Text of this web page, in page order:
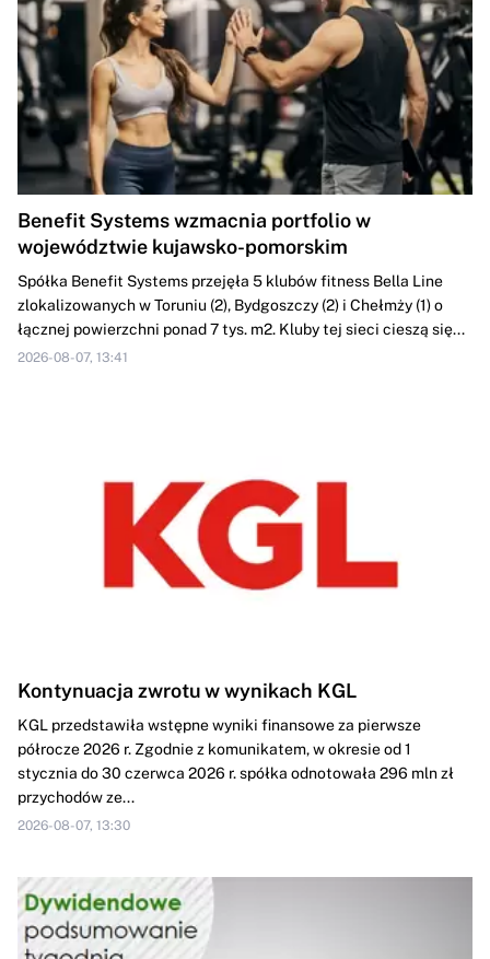
Benefit Systems wzmacnia portfolio w
województwie kujawsko-pomorskim
Spółka Benefit Systems przejęła 5 klubów fitness Bella Line
zlokalizowanych w Toruniu (2), Bydgoszczy (2) i Chełmży (1) o
łącznej powierzchni ponad 7 tys. m2. Kluby tej sieci cieszą się...
2026-08-07, 13:41
Kontynuacja zwrotu w wynikach KGL
KGL przedstawiła wstępne wyniki finansowe za pierwsze
półrocze 2026 r. Zgodnie z komunikatem, w okresie od 1
stycznia do 30 czerwca 2026 r. spółka odnotowała 296 mln zł
przychodów ze...
2026-08-07, 13:30